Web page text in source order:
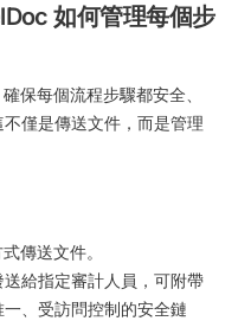
如何管理每個步
保每個流程步驟都安全、
僅是傳送文件，而是管理
傳送文件。
給指定審計人員，可附帶
、受訪問控制的安全鏈